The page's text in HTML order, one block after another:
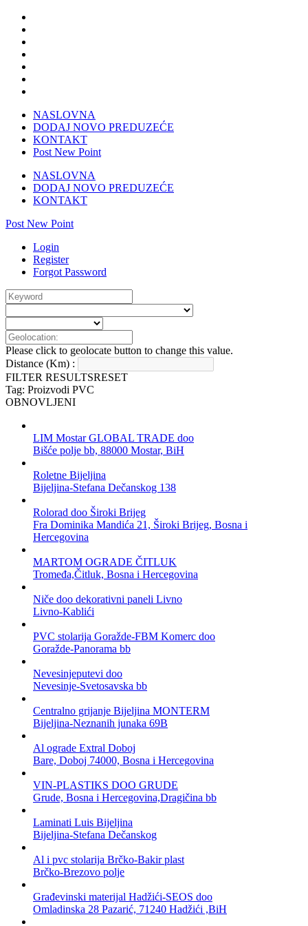
NASLOVNA
DODAJ NOVO PREDUZEĆE
KONTAKT
Post New Point
NASLOVNA
DODAJ NOVO PREDUZEĆE
KONTAKT
Post New Point
Login
Register
Forgot Password
Please click to geolocate button to change this value.
Distance (Km) :
FILTER RESULTSRESET
Tag: Proizvodi PVC
OBNOVLJENI
LIM Mostar GLOBAL TRADE doo
Bišće polje bb, 88000 Mostar, BiH
Roletne Bijeljina
Bijeljina-Stefana Dečanskog 138
Rolorad doo Široki Brijeg
Fra Dominika Mandića 21, Široki Brijeg, Bosna i
Hercegovina
MARTOM OGRADE ČITLUK
Tromeđa,Čitluk, Bosna i Hercegovina
Niče doo dekorativni paneli Livno
Livno-Kablići
PVC stolarija Goražde-FBM Komerc doo
Goražde-Panorama bb
Nevesinjeputevi doo
Nevesinje-Svetosavska bb
Centralno grijanje Bijeljina MONTERM
Bijeljina-Neznanih junaka 69B
Al ograde Extral Doboj
Bare, Doboj 74000, Bosna i Hercegovina
VIN-PLASTIKS DOO GRUDE
Grude, Bosna i Hercegovina,Dragičina bb
Laminati Luis Bijeljina
Bijeljina-Stefana Dečanskog
Al i pvc stolarija Brčko-Bakir plast
Brčko-Brezovo polje
Građevinski materijal Hadžići-SEOS doo
Omladinska 28 Pazarić, 71240 Hadžići ,BiH